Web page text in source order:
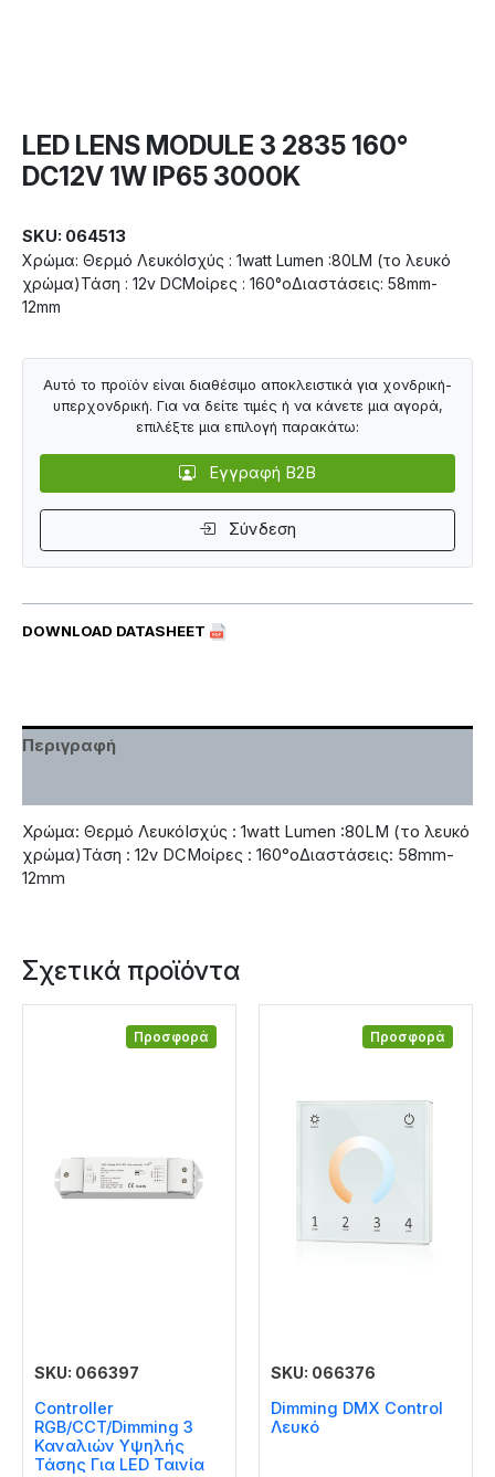
LED LENS MODULE 3 2835 160°
DC12V 1W IP65 3000K
SKU: 064513
Χρώμα: Θερμό ΛευκόΙσχύς : 1watt Lumen :80LM (το λευκό
χρώμα)Τάση : 12v DCΜοίρες : 160°oΔιαστάσεις: 58mm-
12mm
DOWNLOAD DATASHEET
Αυτό το προϊόν είναι διαθέσιμο αποκλειστικά για χονδρική-
υπερχονδρική. Για να δείτε τιμές ή να κάνετε μια αγορά,
επιλέξτε μια επιλογή παρακάτω:
Εγγραφή B2B
Σύνδεση
Περιγραφή
Χρώμα: Θερμό ΛευκόΙσχύς : 1watt Lumen :80LM (το λευκό
χρώμα)Τάση : 12v DCΜοίρες : 160°oΔιαστάσεις: 58mm-
12mm
Σχετικά προϊόντα
Προσφορά
SKU: 066397
Controller
RGB/CCT/Dimming 3
Καναλιών Υψηλής
Τάσης Για LED Ταινία
Προσφορά
SKU: 066376
Dimming DMX Control
Λευκό